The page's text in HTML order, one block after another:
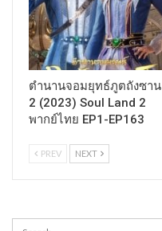
ตำนานจอมยุทธ์ภูตถังซาน
2 (2023) Soul Land 2
พากย์ไทย EP1-EP163
PREV NEXT